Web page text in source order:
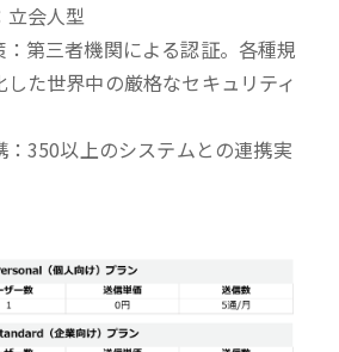
会人型
第三者機関による認証。各種規
た世界中の厳格なセキュリティ
350以上のシステムとの連携実